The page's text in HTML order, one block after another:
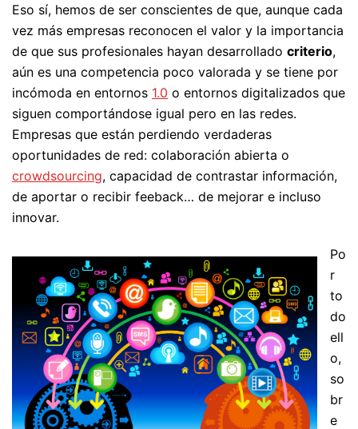
Eso sí, hemos de ser conscientes de que, aunque cada
vez más empresas reconocen el valor y la importancia
de que sus profesionales hayan desarrollado criterio,
aún es una competencia poco valorada y se tiene por
incómoda en entornos 1.0 o entornos digitalizados que
siguen comportándose igual pero en las redes.
Empresas que están perdiendo verdaderas
oportunidades de red: colaboración abierta o
crowdsourcing, capacidad de contrastar información,
de aportar o recibir feeback… de mejorar e incluso
innovar.
Po
r
to
do
ell
o,
so
br
e